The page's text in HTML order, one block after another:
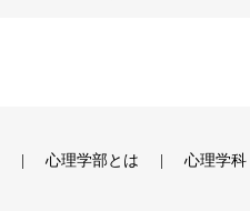
心理学部とは 心理学科